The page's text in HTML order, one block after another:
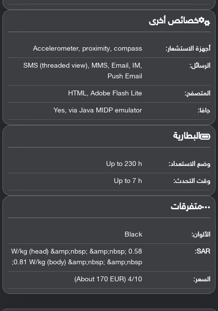
خصائص أخرى
أجهزة الاستشعار: Accelerometer, proximity, compass
الرسائل:
SMS (threaded view), MMS, Email, IM,
Push Email
المتصفح: HTML, Adobe Flash Lite
جافا: Yes, via Java MIDP emulator
البطارية
وضع الاستعداد: Up to 230 h
وقت التحدث: Up to 7 h
‏متفرقات‏
الألوان: Black
SAR
:
0.58 W/kg (head) &amp;nbsp; &amp;nbsp;
0.81 W/kg (body) &amp;nbsp; &amp;nbsp;
السعر: 4/10 (About 170 EUR)